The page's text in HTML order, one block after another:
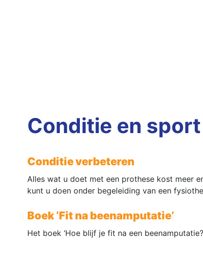
Conditie en sport
Conditie verbeteren
Alles wat u doet met een prothese kost meer
kunt u doen onder begeleiding van een
Boek ‘Fit na beenamputatie’
Het boek ‘Hoe blijf je fit na een